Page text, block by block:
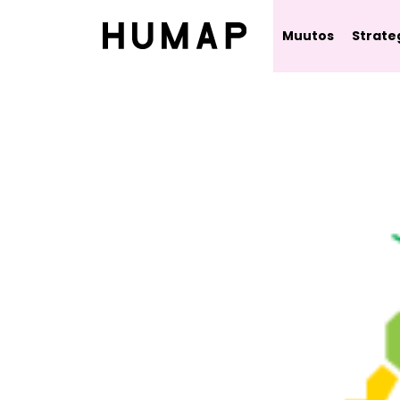
Muutos